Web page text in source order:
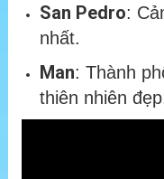
San Pedro:
nhất.
Man: Thành
thiên nhiên